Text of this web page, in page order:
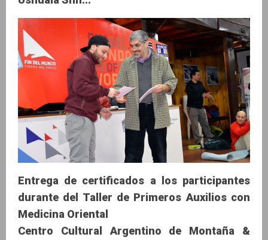
Entrega de certificados a los participantes
durante del Taller de Primeros Auxilios con
Medicina Oriental
Centro Cultural Argentino de Montaña &